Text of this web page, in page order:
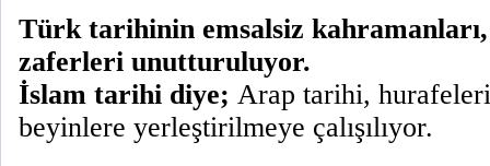
Türk tarihinin emsalsiz
zaferleri unutturuluyor.
İslam tarihi diye; Arap tarihi,
beyinlere yerleştirilmeye çalışılıyor.